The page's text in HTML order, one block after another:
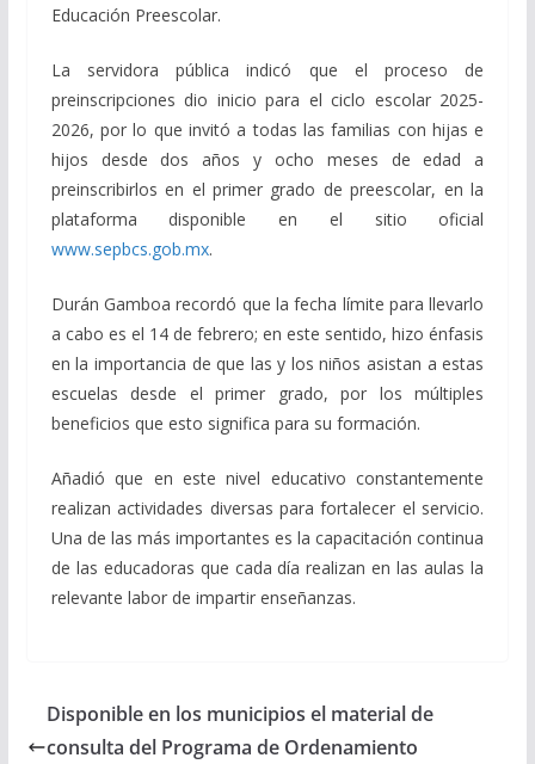
Educación Preescolar.
La servidora pública indicó que el proceso de
preinscripciones dio inicio para el ciclo escolar 2025-
2026, por lo que invitó a todas las familias con hijas e
hijos desde dos años y ocho meses de edad a
preinscribirlos en el primer grado de preescolar, en la
plataforma disponible en el sitio oficial
www.sepbcs.gob.mx.
Durán Gamboa recordó que la fecha límite para llevarlo
a cabo es el 14 de febrero; en este sentido, hizo énfasis
en la importancia de que las y los niños asistan a estas
escuelas desde el primer grado, por los múltiples
beneficios que esto significa para su formación.
Añadió que en este nivel educativo constantemente
realizan actividades diversas para fortalecer el servicio.
Una de las más importantes es la capacitación continua
de las educadoras que cada día realizan en las aulas la
relevante labor de impartir enseñanzas.
Disponible en los municipios el material de
consulta del Programa de Ordenamiento